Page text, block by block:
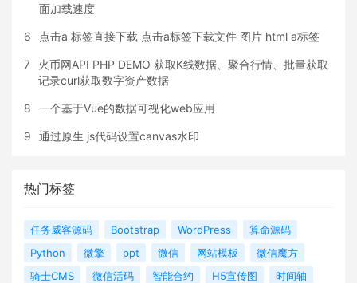
面加载速度
6 点击a 标签直接下载 点击a标签下载文件 图片 html a标签
7
火币网API PHP DEMO 获取K线数据、聚合行情、批量获取
记录curl获取数字资产数据
8 一个基于Vue的数据可视化web应用
9 通过原生 js代码设置canvas水印
热门标签
任务威客源码 Bootstrap WordPress
算命源码
Python
微擎 ppt 微信 网站模板
微信魔方
骑士CMS
微信活码 智能合约 H5宣传图
时间轴